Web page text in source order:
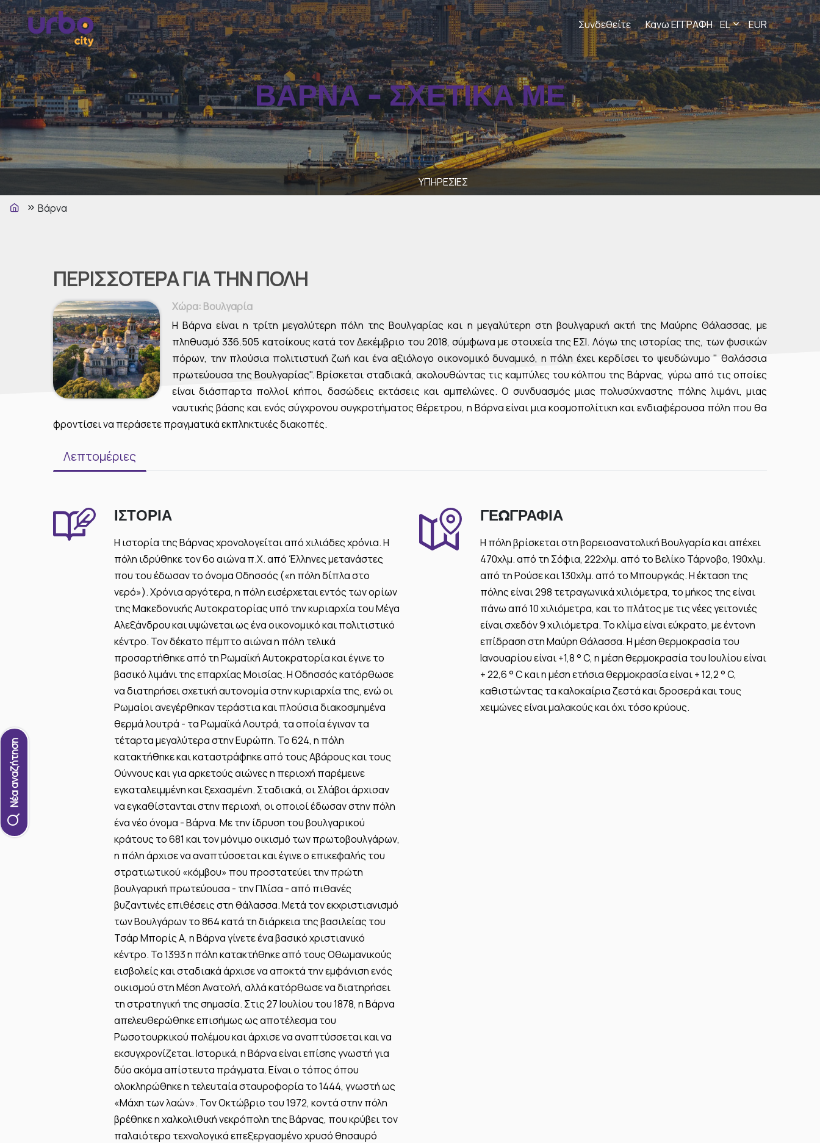
Συνδεθείτε Κανω ΕΓΓΡΑΦΗ EL EUR
Νέα αναζήτηση
ΒΆΡΝΑ - ΣΧΕΤΙΚΆ ΜΕ
ΥΠΗΡΕΣΙΕΣ
Βάρνα
ΠΕΡΙΣΣΌΤΕΡΑ ΓΙΑ ΤΗΝ ΠΌΛΗ
Χώρα: Βουλγαρία
Η Βάρνα είναι η τρίτη μεγαλύτερη πόλη της Βουλγαρίας και η μεγαλύτερη στη βουλγαρική ακτή της Μαύρης Θάλασσας, με
πληθυσμό 336.505 κατοίκους κατά τον Δεκέμβριο του 2018, σύμφωνα με στοιχεία της ΕΣΙ. Λόγω της ιστορίας της, των φυσικών
πόρων, την πλούσια πολιτιστική ζωή και ένα αξιόλογο οικονομικό δυναμικό, η πόλη έχει κερδίσει το ψευδώνυμο " θαλάσσια
πρωτεύουσα της Βουλγαρίας". Βρίσκεται σταδιακά, ακολουθώντας τις καμπύλες του κόλπου της Βάρνας, γύρω από τις οποίες
είναι διάσπαρτα πολλοί κήποι, δασώδεις εκτάσεις και αμπελώνες. Ο συνδυασμός μιας πολυσύχναστης πόλης λιμάνι, μιας
ναυτικής βάσης και ενός σύγχρονου συγκροτήματος θέρετρου, η Βάρνα είναι μια κοσμοπολίτικη και ενδιαφέρουσα πόλη που θα
φροντίσει να περάσετε πραγματικά εκπληκτικές διακοπές.
Λεπτομέριες
ΙΣΤΟΡΊΑ
Η ιστορία της Βάρνας χρονολογείται από χιλιάδες χρόνια. Η
πόλη ιδρύθηκε τον 6ο αιώνα π.Χ. από Έλληνες μετανάστες
που του έδωσαν το όνομα Οδησσός («η πόλη δίπλα στο
νερό»). Χρόνια αργότερα, η πόλη εισέρχεται εντός των ορίων
της Μακεδονικής Αυτοκρατορίας υπό την κυριαρχία του Μέγα
Αλεξάνδρου και υψώνεται ως ένα οικονομικό και πολιτιστικό
κέντρο. Τον δέκατο πέμπτο αιώνα η πόλη τελικά
προσαρτήθηκε από τη Ρωμαϊκή Αυτοκρατορία και έγινε το
βασικό λιμάνι της επαρχίας Μοισίας. Η Οδησσός κατόρθωσε
να διατηρήσει σχετική αυτονομία στην κυριαρχία της, ενώ οι
Ρωμαίοι ανεγέρθηκαν τεράστια και πλούσια διακοσμημένα
θερμά λουτρά - τα Ρωμαϊκά Λουτρά, τα οποία έγιναν τα
τέταρτα μεγαλύτερα στην Ευρώπη. Το 624, η πόλη
κατακτήθηκε και καταστράφηκε από τους Αβάρους και τους
Ούννους και για αρκετούς αιώνες η περιοχή παρέμεινε
εγκαταλειμμένη και ξεχασμένη. Σταδιακά, οι Σλάβοι άρχισαν
να εγκαθίστανται στην περιοχή, οι οποιοί έδωσαν στην πόλη
ένα νέο όνομα - Βάρνα. Με την ίδρυση του βουλγαρικού
κράτους το 681 και τον μόνιμο οικισμό των πρωτοβουλγάρων,
η πόλη άρχισε να αναπτύσσεται και έγινε ο επικεφαλής του
στρατιωτικού «κόμβου» που προστατεύει την πρώτη
βουλγαρική πρωτεύουσα - την Πλίσα - από πιθανές
βυζαντινές επιθέσεις στη θάλασσα. Μετά τον εκχριστιανισμό
των Βουλγάρων το 864 κατά τη διάρκεια της βασιλείας του
Τσάρ Μπορίς Α, η Βάρνα γίνετε ένα βασικό χριστιανικό
κέντρο. Το 1393 η πόλη κατακτήθηκε από τους Οθωμανικούς
εισβολείς και σταδιακά άρχισε να αποκτά την εμφάνιση ενός
οικισμού στη Μέση Ανατολή, αλλά κατόρθωσε να διατηρήσει
τη στρατηγική της σημασία. Στις 27 Ιουλίου του 1878, η Βάρνα
απελευθερώθηκε επισήμως ως αποτέλεσμα του
Ρωσοτουρκικού πολέμου και άρχισε να αναπτύσσεται και να
εκσυγχρονίζεται. Ιστορικά, η Βάρνα είναι επίσης γνωστή για
δύο ακόμα απίστευτα πράγματα. Είναι ο τόπος όπου
ολοκληρώθηκε η τελευταία σταυροφορία το 1444, γνωστή ως
«Μάχη των λαών». Τον Οκτώβριο του 1972, κοντά στην πόλη
βρέθηκε η χαλκολιθική νεκρόπολη της Βάρνας, που κρύβει τον
παλαιότερο τεχνολογικά επεξεργασμένο χρυσό θησαυρό
ΓΕΩΓΡΑΦΊΑ
Η πόλη βρίσκεται στη βορειοανατολική Βουλγαρία και απέχει
470χλμ. από τη Σόφια, 222χλμ. από το Βελίκο Τάρνοβο, 190χλμ.
από τη Ρούσε και 130χλμ. από το Μπουργκάς. Η έκταση της
πόλης είναι 298 τετραγωνικά χιλιόμετρα, το μήκος της είναι
πάνω από 10 χιλιόμετρα, και το πλάτος με τις νέες γειτονιές
είναι σχεδόν 9 χιλιόμετρα. Το κλίμα είναι εύκρατο, με έντονη
επίδραση στη Μαύρη Θάλασσα. Η μέση θερμοκρασία του
Ιανουαρίου είναι +1,8 ° C, η μέση θερμοκρασία του Ιουλίου είναι
+ 22,6 ° C και η μέση ετήσια θερμοκρασία είναι + 12,2 ° C,
καθιστώντας τα καλοκαίρια ζεστά και δροσερά και τους
χειμώνες είναι μαλακούς και όχι τόσο κρύους.